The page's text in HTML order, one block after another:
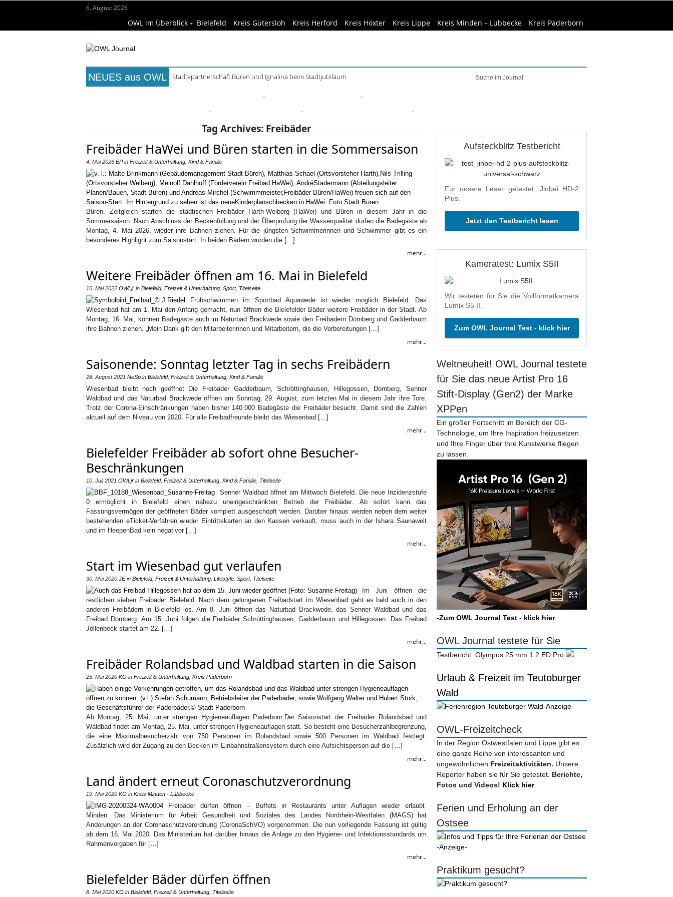
6. August 2026
OWL im Überblick Bielefeld Kreis Gütersloh Kreis Herford Kreis Höxter Kreis Lippe Kreis Minden – Lübbecke Kreis Paderborn
NEUES aus OWL Städtepartnerschaft Büren und Ignalina beim Stadtjubiläum
Tag Archives: Freibäder
Freibäder HaWei und Büren starten in die Sommersaison
4. Mai 2026 EPin Freizeit & Unterhaltung Kind & Familie
Büren. Zeitgleich starten die städtischen Freibäder Harth-Weiberg (HaWei) und Büren in diesem Jahr in die
Sommersaison. Nach Abschluss der Beckenfüllung und der Überprüfung der Wasserqualität dürfen die Badegäste ab
Montag, 4. Mai 2026, wieder ihre Bahnen ziehen. Für die jüngsten Schwimmerinnen und Schwimmer gibt es ein
besonderes Highlight zum Saisonstart: In beiden Bädern wurden die […]
mehr...
Weitere Freibäder öffnen am 16. Mai in Bielefeld
10. Mai 2022 OWLjr in Bielefeld, Freizeit & Unterhaltung Sport, Titelseite
Frühschwimmen im Sportbad Aquawede ist wieder möglich Bielefeld. Das
Wiesenbad hat am 1. Mai den Anfang gemacht, nun öffnen die Bielefelder Bäder weitere Freibäder in der Stadt. Ab
Montag, 16. Mai, können Badegäste auch im Naturbad Brackwede sowie den Freibädern Dornberg und Gadderbaum
ihre Bahnen ziehen. „Mein Dank gilt den Mitarbeiterinnen und Mitarbeitern, die die Vorbereitungen […]
mehr...
Saisonende: Sonntag letzter Tag in sechs Freibädern
28. August 2021 NeSp in Bielefeld, Freizeit & Unterhaltung Kind & Familie
Wiesenbad bleibt noch geöffnet Die Freibäder Gadderbaum, Schröttinghausen, Hillegossen, Dornberg, Senner
Waldbad und das Naturbad Brackwede öffnen am Sonntag, 29. August, zum letzten Mal in diesem Jahr ihre Tore.
Trotz der Corona-Einschränkungen haben bisher 140.000 Badegäste die Freibäder besucht. Damit sind die Zahlen
aktuell auf dem Niveau von 2020. Für alle Freibadfreunde bleibt das Wiesenbad […]
mehr...
Bielefelder Freibäder ab sofort ohne Besucher-
Beschränkungen
10. Juli 2021 OWLjr in Bielefeld, Freizeit & Unterhaltung Kind & Familie Titelseite
Senner Waldbad öffnet am Mittwoch Bielefeld. Die neue Inzidenzstufe
0 ermöglicht in Bielefeld einen nahezu uneingeschränkten Betrieb der Freibäder. Ab sofort kann das
Fassungsvermögen der geöffneten Bäder komplett ausgeschöpft werden. Darüber hinaus werden neben dem weiter
bestehenden eTicket-Verfahren wieder Eintrittskarten an den Kassen verkauft, muss auch in der Ishara Saunawelt
und im HeepenBad kein negativer […]
mehr...
Start im Wiesenbad gut verlaufen
30. Mai 2020 JEin Bielefeld, Freizeit & Unterhaltung Lifestyle Sport, Titelseite
Im Juni öffnen die
restlichen sieben Freibäder Bielefeld. Nach dem gelungenen Freibadstart im Wiesenbad geht es bald auch in den
anderen Freibädern in Bielefeld los. Am 8. Juni öffnen das Naturbad Brackwede, das Senner Waldbad und das
Freibad Dornberg. Am 15. Juni folgen die Freibäder Schröttinghausen, Gadderbaum und Hillegossen. Das Freibad
Jöllenbeck startet am 22. […]
mehr...
Freibäder Rolandsbad und Waldbad starten in die Saison
25. Mai 2020 KO in Freizeit & Unterhaltung Kreis Paderborn
Ab Montag, 25. Mai, unter strengen Hygieneauflagen Paderborn.Der Saisonstart der Freibäder Rolandsbad und
Waldbad findet am Montag, 25. Mai, unter strengen Hygieneauflagen statt. So besteht eine Besucherzahlbegrenzung,
die eine Maximalbesucherzahl von 750 Personen im Rolandsbad sowie 500 Personen im Waldbad festlegt.
Zusätzlich wird der Zugang zu den Becken im Einbahnstraßensystem durch eine Aufsichtsperson auf die […]
mehr...
Land ändert erneut Coronaschutzverordnung
19. Mai 2020 KO in Kreis Minden - Lübbecke
Freibäder dürfen öffnen – Buffets in Restaurants unter Auflagen wieder erlaubt
Minden. Das Ministerium für Arbeit Gesundheit und Soziales des Landes Nordrhein-Westfalen (MAGS) hat
Änderungen an der Coronaschutzverordnung (CoronaSchVO) vorgenommen. Die nun vorliegende Fassung ist gültig
ab dem 16. Mai 2020. Das Ministerium hat darüber hinaus die Anlage zu den Hygiene- und Infektionsstandards um
Rahmenvorgaben für […]
mehr...
Bielefelder Bäder dürfen öffnen
8. Mai 2020 KO in Bielefeld, Freizeit & Unterhaltung Titelseite
Aufsteckblitz Testbericht
Für unsere Leser getestet: Jinbei HD-2
Plus.
Jetzt den Testbericht lesen
Kameratest: Lumix S5II
Wir testeten für Sie die Vollformatkamera
Lumix S5 II.
Zum OWL Journal Test - klick hier
Weltneuheit! OWL Journal testete
für Sie das neue Artist Pro 16
Stift-Display (Gen2) der Marke
XPPen
Ein großer Fortschritt im Bereich der CG-
Technologie, um Ihre Inspiration freizusetzen
und Ihre Finger über Ihre Kunstwerke fliegen
zu lassen.
-Zum OWL Journal Test - klick hier
OWL Journal testete für Sie
Testbericht: Olympus 25 mm 1.2 ED Pro
Urlaub & Freizeit im Teutoburger
Wald
-Anzeige-
OWL-Freizeitcheck
In der Region Ostwestfalen und Lippe gibt es
eine ganze Reihe von interessanten und
ungewöhnlichen Freizeitaktivitäten. Unsere
Reporter haben sie für Sie getestet. Berichte,
Fotos und Videos! Klick hier
Ferien und Erholung an der
Ostsee
-Anzeige-
Praktikum gesucht?